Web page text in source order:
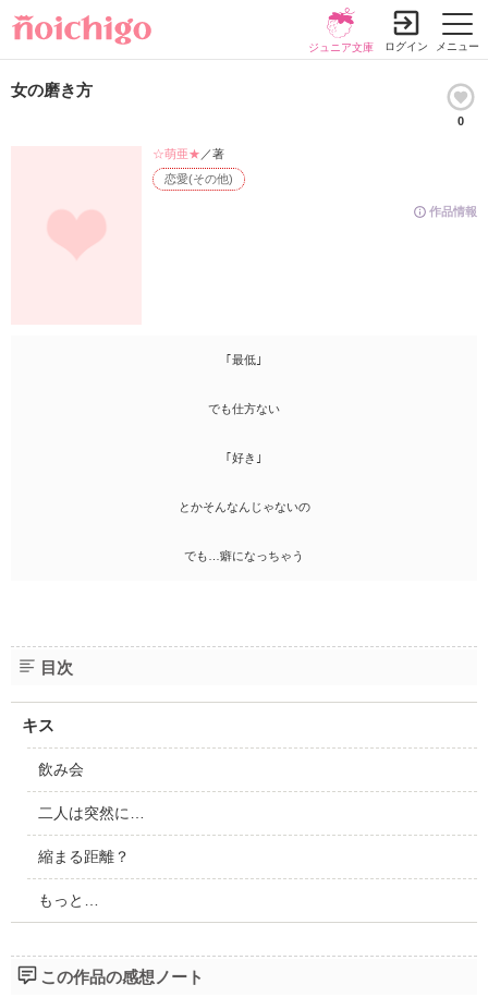
メニュー
ジュニア文庫 ログイン
女の磨き方
0
作品情報
恋愛(その他)
☆萌亜★ ／著
｢最低｣
でも仕方ない
｢好き｣
とかそんなんじゃないの
でも…癖になっちゃう
目次
キス
飲み会
二人は突然に…
縮まる距離？
もっと…
この作品の感想ノート